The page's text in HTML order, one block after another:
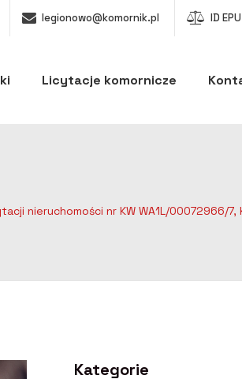
legionowo@komornik.pl ID
Licytacje komornicze
nieruchomości nr KW WA1L/00072966/7,
Kategorie